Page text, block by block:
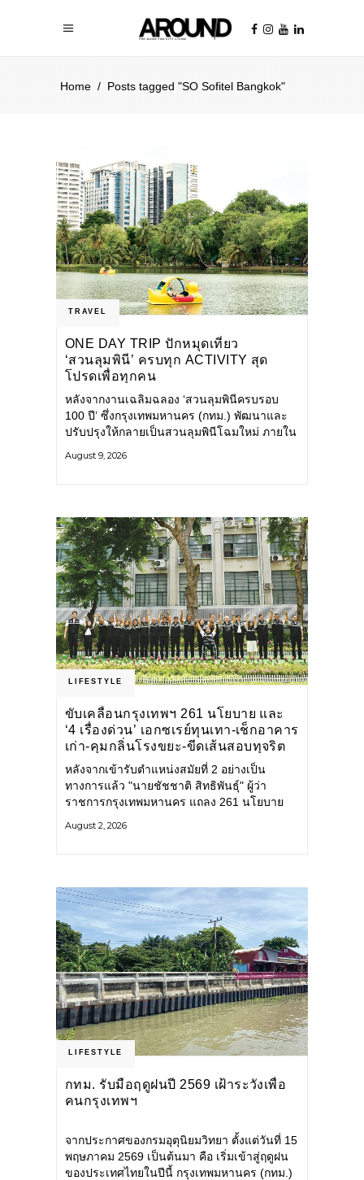
Home / Posts tagged "SO Sofitel Bangkok"
TRAVEL
ONE DAY TRIP ปักหมุดเที่ยว
‘สวนลุมพินี’ ครบทุก ACTIVITY สุด
โปรดเพื่อทุกคน
หลังจากงานเฉลิมฉลอง ‘สวนลุมพินีครบรอบ
100 ปี’ ซึ่งกรุงเทพมหานคร (กทม.) พัฒนาและ
ปรับปรุงให้กลายเป็นสวนลุมพินีโฉมใหม่ ภายใน
การให้บริการ รวมถึงกิจกรรมต่าง ๆ
August 9, 2026
LIFESTYLE
ขับเคลื่อนกรุงเทพฯ 261 นโยบาย และ
‘4 เรื่องด่วน’ เอกซเรย์ทุนเทา-เช็กอาคาร
เก่า-คุมกลิ่นโรงขยะ-ขีดเส้นสอบทุจริต
หลังจากเข้ารับตำแหน่งสมัยที่ 2 อย่างเป็น
ทางการแล้ว "นายชัชชาติ สิทธิพันธุ์" ผู้ว่า
ราชการกรุงเทพมหานคร แถลง 261 นโยบาย
ยุทธศาสตร์ จัดทำตัวชี้วัด
August 2, 2026
LIFESTYLE
กทม. รับมือฤดูฝนปี 2569 เฝ้าระวังเพื่อ
คนกรุงเทพฯ
จากประกาศของกรมอุตุนิยมวิทยา ตั้งแต่วันที่ 15
พฤษภาคม 2569 เป็นต้นมา คือ เริ่มเข้าสู่ฤดูฝน
ของประเทศไทยในปีนี้ กรุงเทพมหานคร (กทม.)